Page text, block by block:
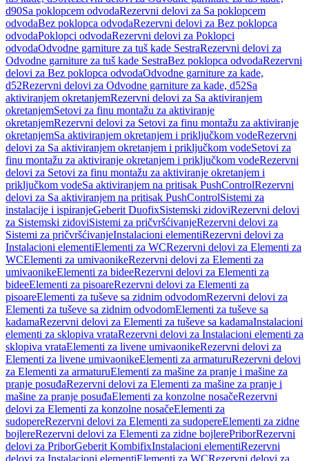
d90Sa poklopcem odvodaRezervni delovi za Sa poklopcem
odvodaBez poklopca odvodaRezervni delovi za Bez poklopca
odvodaPoklopci odvodaRezervni delovi za Poklopci
odvodaOdvodne garniture za tuš kade SestraRezervni delovi za
Odvodne garniture za tuš kade SestraBez poklopca odvodaRezervni
delovi za Bez poklopca odvodaOdvodne garniture za kade,
d52Rezervni delovi za Odvodne garniture za kade, d52Sa
aktiviranjem okretanjemRezervni delovi za Sa aktiviranjem
okretanjemSetovi za finu montažu za aktiviranje
okretanjemRezervni delovi za Setovi za finu montažu za aktiviranje
okretanjemSa aktiviranjem okretanjem i priključkom vodeRezervni
delovi za Sa aktiviranjem okretanjem i priključkom vodeSetovi za
finu montažu za aktiviranje okretanjem i priključkom vodeRezervni
delovi za Setovi za finu montažu za aktiviranje okretanjem i
priključkom vodeSa aktiviranjem na pritisak PushControlRezervni
delovi za Sa aktiviranjem na pritisak PushControlSistemi za
instalacije i ispiranjeGeberit DuofixSistemski zidoviRezervni delovi
za Sistemski zidoviSistemi za pričvršćivanjeRezervni delovi za
Sistemi za pričvršćivanjeInstalacioni elementiRezervni delovi za
Instalacioni elementiElementi za WCRezervni delovi za Elementi za
WCElementi za umivaonikeRezervni delovi za Elementi za
umivaonikeElementi za bideeRezervni delovi za Elementi za
bideeElementi za pisoareRezervni delovi za Elementi za
pisoareElementi za tuševe sa zidnim odvodomRezervni delovi za
Elementi za tuševe sa zidnim odvodomElementi za tuševe sa
kadamaRezervni delovi za Elementi za tuševe sa kadamaInstalacioni
elementi za sklopiva vrataRezervni delovi za Instalacioni elementi za
sklopiva vrataElementi za livene umivaonikeRezervni delovi za
Elementi za livene umivaonikeElementi za armaturuRezervni delovi
za Elementi za armaturuElementi za mašine za pranje i mašine za
pranje posuđaRezervni delovi za Elementi za mašine za pranje i
mašine za pranje posuđaElementi za konzolne nosačeRezervni
delovi za Elementi za konzolne nosačeElementi za
sudopereRezervni delovi za Elementi za sudopereElementi za zidne
bojlereRezervni delovi za Elementi za zidne bojlerePriborRezervni
delovi za PriborGeberit KombifixInstalacioni elementiRezervni
delovi za Instalacioni elementiElementi za WCRezervni delovi za